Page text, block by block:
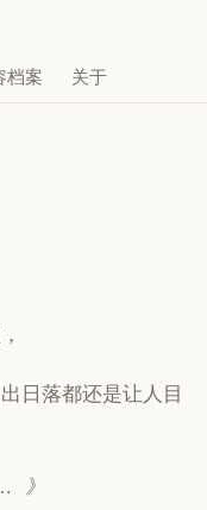
档案 关于
日落都还是让人目
》